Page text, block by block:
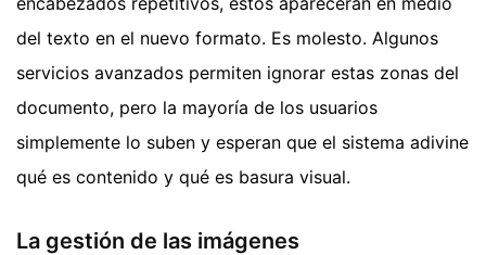
del texto en el nuevo formato. Es molesto. Algunos
servicios avanzados permiten ignorar estas zonas del
documento, pero la mayoría de los usuarios
simplemente lo suben y esperan que el sistema adivine
qué es contenido y qué es basura visual.
La gestión de las imágenes